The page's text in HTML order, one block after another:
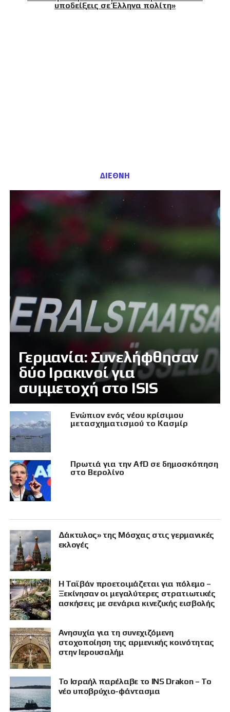
υποδείξεις σε Έλληνα πολίτη»
ΔΙΕΘΝΗ
Γερμανία: Συνελήφθησαν
δύο Ιρακινοί για
συμμετοχή στο ISIS
Eνώπιον ενός νέου κρίσιμου
μετασχηματισμού το Κασμίρ
Πρωτιά για την AfD σε δημοσκόπηση
στο Βερολίνο
Δάκτυλος» της Μόσχας στις γερμανικές
εκλογές
Η Ταϊβάν προετοιμάζεται για πόλεμο –
Ξεκίνησαν οι μεγαλύτερες στρατιωτικές
ασκήσεις με σενάρια κινεζικής εισβολής
Ανησυχία για τη συνεχιζόμενη
στοχοποίηση της αρμενικής κοινότητας
στην Ιερουσαλήμ
Το Ισραήλ παρέλαβε το INS Drakon – Το
νέο υποβρύχιο-φάντασμα